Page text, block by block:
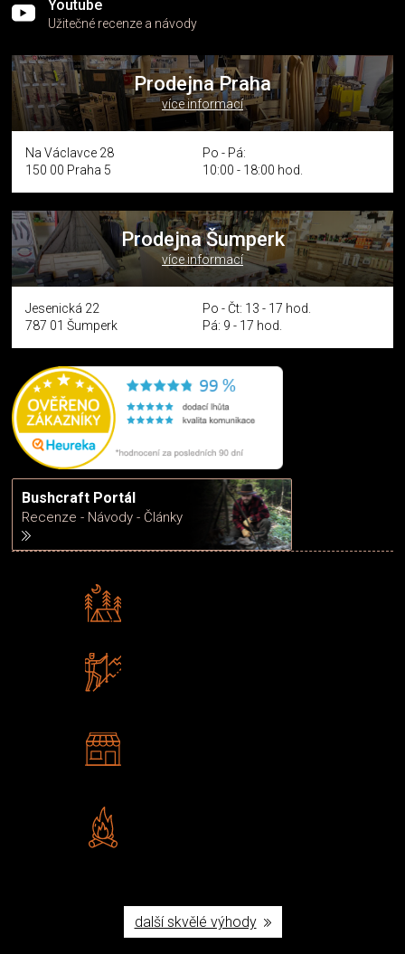
Youtube
Užitečné recenze a návody
Prodejna Praha
více informací
Na Václavce 28
150 00 Praha 5
Po - Pá:
10:00 - 18:00 hod.
Prodejna Šumperk
více informací
Jesenická 22
787 01 Šumperk
Po - Čt: 13 - 17 hod.
Pá: 9 - 17 hod.
Bushcraft Portál
Recenze - Návody - Články
další skvělé výhody